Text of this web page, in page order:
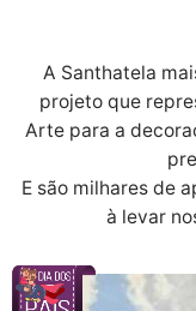
A Santhatela
projeto que
Arte para a
E são milhares de
à levar